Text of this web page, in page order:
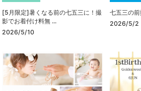
[5月限定]暑くなる前の七五三に！撮
影でお着付け料無 ...
2026/5/10
七五三の
2026/5/2